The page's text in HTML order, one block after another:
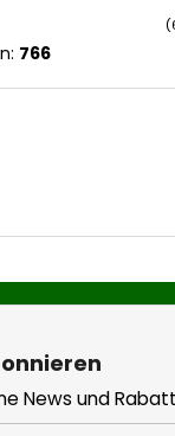
766
News und